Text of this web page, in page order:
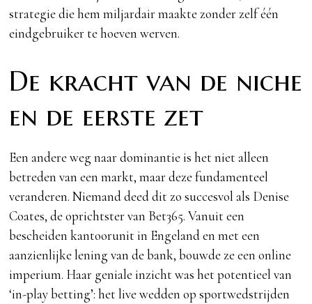
strategie die hem miljardair maakte zonder zelf één
eindgebruiker te hoeven werven.
De kracht van de niche
en de eerste zet
Een andere weg naar dominantie is het niet alleen
betreden van een markt, maar deze fundamenteel
veranderen. Niemand deed dit zo succesvol als Denise
Coates, de oprichtster van Bet365. Vanuit een
bescheiden kantoorunit in Engeland en met een
aanzienlijke lening van de bank, bouwde ze een online
imperium. Haar geniale inzicht was het potentieel van
‘in-play betting’: het live wedden op sportwedstrijden